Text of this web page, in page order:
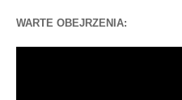
WARTE OBEJRZENIA: